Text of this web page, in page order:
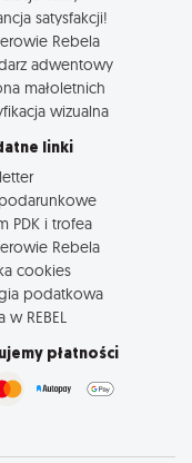
satysfakcji!
Rebela
adwentowy
małoletnich
wizualna
linki
PDK i trofea
Rebela
cookies
podatkowa
w REBEL
płatności